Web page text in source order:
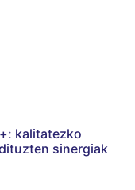
kalitatezko
sinergiak